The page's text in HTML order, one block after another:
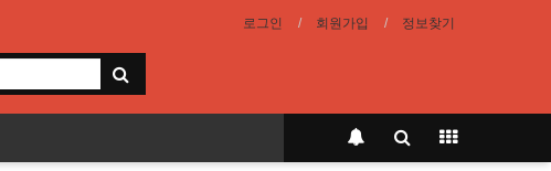
로그인 회원가입 정보찾기